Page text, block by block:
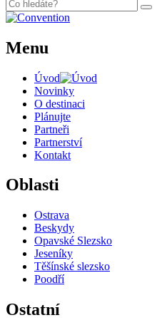
Menu
Úvod
Novinky
O destinaci
Plánujte
Partneři
Partnerství
Kontakt
Oblasti
Ostrava
Beskydy
Opavské Slezsko
Jeseníky
Těšínské slezsko
Poodří
Ostatní